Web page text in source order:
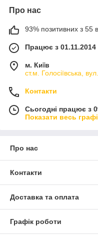
Про нас
93% позитивних з 55
Працює з 01.11.2014
м. Київ
ст.м. Голосіївська,
Контакти
Сьогодні працює з
Показати весь
Про нас
Контакти
Доставка та оплата
Графік роботи